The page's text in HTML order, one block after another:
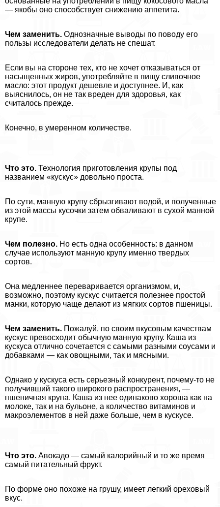
— якобы оно способствует снижению аппетита.
Чем заменить. Однозначные выводы по поводу его
пользы исследователи делать не спешат.
Если вы на стороне тех, кто не хочет отказываться от
насыщенных жиров, употрeбляйте в пищу сливочное
масло: этот продукт дешевле и доступнее. И, как
выяснилось, он не так вреден для здоровья, как
считалось прежде.
Конечно, в умеренном количестве.
Что это. Технология приготовления крупы под
названием «кускус» довольно проста.
По сути, манную крупу сбрызгивают водой, и полученные
из этой массы кусочки затем обваливают в сухой манной
крупе.
Чем полезно. Но есть одна особенность: в данном
случае используют манную крупу именно твердых
сортов.
Она медленнее переваривается организмом, и,
возможно, поэтому кускус считается полезнее простой
манки, которую чаще делают из мягких сортов пшеницы.
Чем заменить. Пожалуй, по своим вкусовым качествам
кускус превосходит обычную манную крупу. Каша из
кускуса отлично сочетается с самыми разными соусами и
добавками — как овощными, так и мясными.
Однако у кускуса есть серьезный конкурент, почему-то не
получивший такого широкого распространения, —
пшеничная крупа. Каша из нее одинаково хороша как на
молоке, так и на бульоне, а количество витаминов и
макроэлементов в ней даже больше, чем в кускусе.
Что это. Авокадо — самый калорийный и то же время
самый питательный фрукт.
По форме оно похоже на грушу, имеет легкий ореховый
вкус.